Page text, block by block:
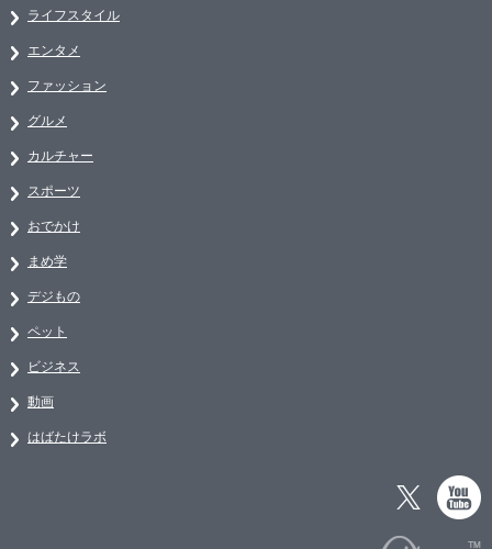
ライフスタイル
エンタメ
ファッション
グルメ
カルチャー
スポーツ
おでかけ
まめ学
デジもの
ペット
ビジネス
動画
はばたけラボ